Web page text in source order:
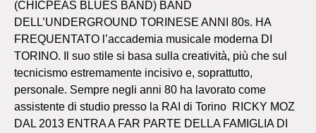
(CHICPEAS BLUES BAND) BAND
DELL’UNDERGROUND TORINESE ANNI 80s. HA
FREQUENTATO l’accademia musicale moderna DI
TORINO. Il suo stile si basa sulla creatività, più che sul
tecnicismo estremamente incisivo e, soprattutto,
personale. Sempre negli anni 80 ha lavorato come
assistente di studio presso la RAI di Torino RICKY MOZ
DAL 2013 ENTRA A FAR PARTE DELLA FAMIGLIA DI